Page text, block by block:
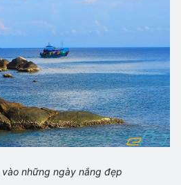
vào những ngày nắng đẹp